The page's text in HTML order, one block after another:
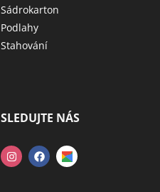
Sádrokarton
Podlahy
Stahování
SLEDUJTE NÁS